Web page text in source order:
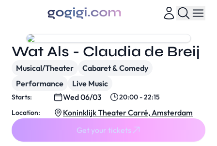
Wat Als - Claudia de Breij
Musical/Theater
Cabaret & Comedy
Performance
Live Music
Starts: Wed 06/03
20:00 - 22:15
Location:
Koninklijk Theater Carré, Amsterdam
Get your tickets